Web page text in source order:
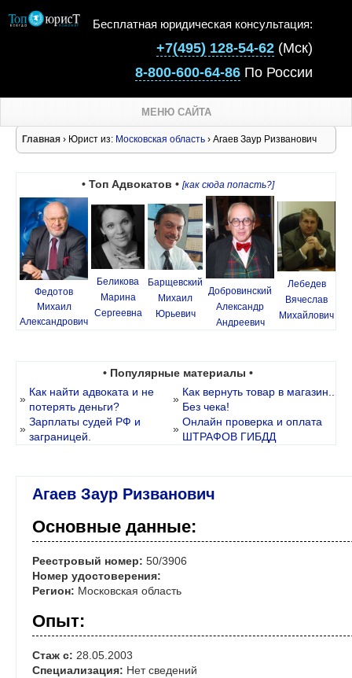
Бесплатная юридическая консультация:
+7(495) 128-54-62 (Мск)
8-800-600-64-86 По России
МЕНЮ САЙТА
Главная › Юрист из: Московская область › Агаев Заур Ризванович
• Топ Адвокатов • [как сюда попасть?]
Федотов
Михаил
Александрович
Беликова
Марина
Сергеевна
Барщевский
Михаил
Юрьевич
Добровинский
Александр
Андреевич
Лебедев
Вячеслав
Михайлович
• Популярные материалы •
»
Как найти адвоката и не
потерять деньги?
»
Как вернуть товар в магазин..
Без чека!
»
Зарплаты судей РФ и
заграницей.
»
Онлайн проверка и оплата
ШТРАФОВ ГИБДД
Агаев Заур Ризванович
Основные данные:
Реестровый номер: 50/3906
Номер удостоверения:
Регион: Московская область
Опыт:
Стаж с: 28.05.2003
Специализация: Нет сведений